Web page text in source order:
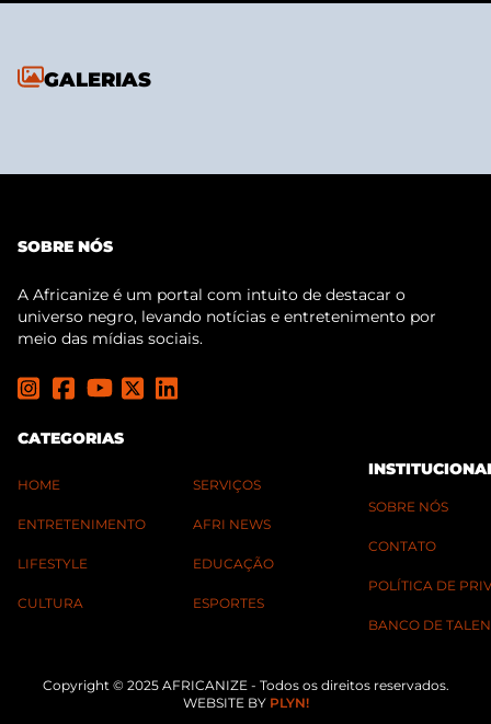
GALERIAS
SOBRE NÓS
A Africanize é um portal com intuito de destacar o
universo negro, levando notícias e entretenimento por
meio das mídias sociais.
CATEGORIAS
HOME
ENTRETENIMENTO
LIFESTYLE
CULTURA
SERVIÇOS
AFRI NEWS
EDUCAÇÃO
ESPORTES
SOBRE NÓS
CONTATO
POLÍTICA DE
BANCO DE
Copyright © 2025 AFRICANIZE - Todos os direitos reservados.
WEBSITE BY PLYN!